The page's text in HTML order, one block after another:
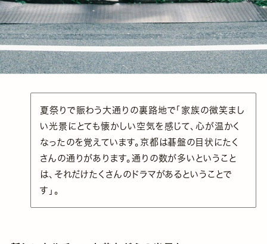
夏祭りで賑わう大通りの裏路地で「家族の微笑まし
い光景にとても懐かしい空気を感じて、心が温かく
なったのを覚えています。京都は碁盤の目状にたく
さんの通りがあります。通りの数が多いということ
は、それだけたくさんのドラマがあるということで
す」。